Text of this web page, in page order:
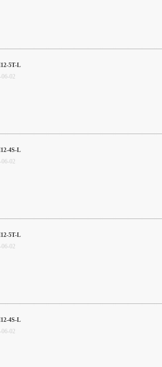
5T-L
-06-02
4S-L
-06-02
5T-L
-06-02
4S-L
-06-02